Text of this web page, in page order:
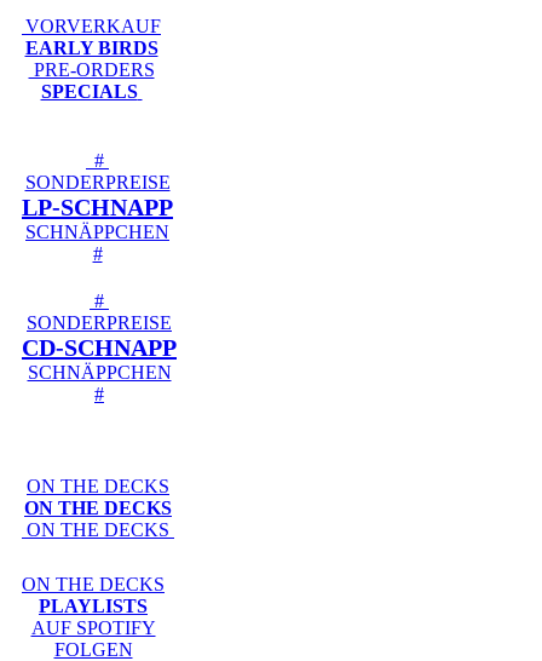
VORVERKAUF
EARLY BIRDS
PRE-ORDERS
SPECIALS
#
SONDERPREISE
LP-SCHNAPP
SCHNÄPPCHEN
#
#
SONDERPREISE
CD-SCHNAPP
SCHNÄPPCHEN
#
ON THE DECKS
ON THE DECKS
ON THE DECKS
ON THE DECKS
PLAYLISTS
AUF SPOTIFY
FOLGEN